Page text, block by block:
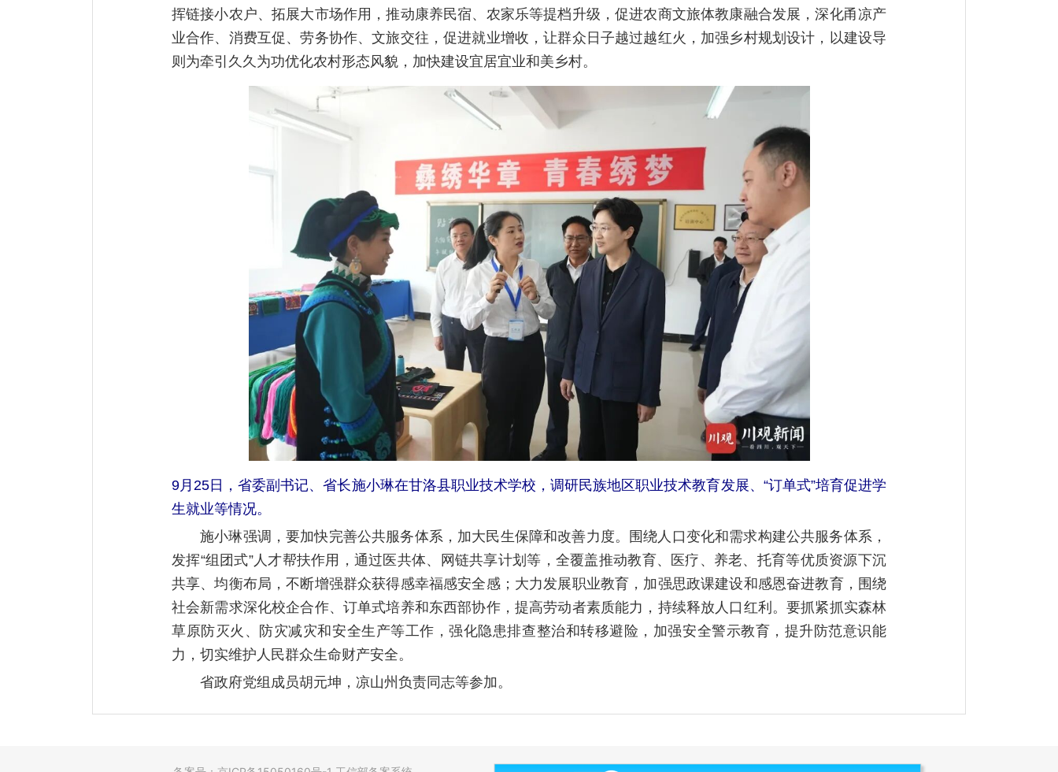
挥链接小农户、拓展大市场作用，推动康养民宿、农家乐等提档升级，促进农商文旅体教康融合发展，深化甬凉产
业合作、消费互促、劳务协作、文旅交往，促进就业增收，让群众日子越过越红火，加强乡村规划设计，以建设导
则为牵引久久为功优化农村形态风貌，加快建设宜居宜业和美乡村。
9月25日，省委副书记、省长施小琳在甘洛县职业技术学校，调研民族地区职业技术教育发展、“订单式”培育促进学
生就业等情况。
施小琳强调，要加快完善公共服务体系，加大民生保障和改善力度。围绕人口变化和需求构建公共服务体系，
发挥“组团式”人才帮扶作用，通过医共体、网链共享计划等，全覆盖推动教育、医疗、养老、托育等优质资源下沉
共享、均衡布局，不断增强群众获得感幸福感安全感；大力发展职业教育，加强思政课建设和感恩奋进教育，围绕
社会新需求深化校企合作、订单式培养和东西部协作，提高劳动者素质能力，持续释放人口红利。要抓紧抓实森林
草原防灭火、防灾减灾和安全生产等工作，强化隐患排查整治和转移避险，加强安全警示教育，提升防范意识能
力，切实维护人民群众生命财产安全。
省政府党组成员胡元坤，凉山州负责同志等参加。